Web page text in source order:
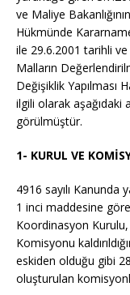
ve Maliye
Hükmünde
ile 29.6.2001 tarihli ve
Malların
Değişiklik Yapılması
ilgili olarak aşağıdaki
görülmüştür.
1- KURUL VE
4916 sayılı Kanunda
1 inci maddesine
Koordinasyon
Komisyonu
eskiden olduğu gibi
oluşturulan